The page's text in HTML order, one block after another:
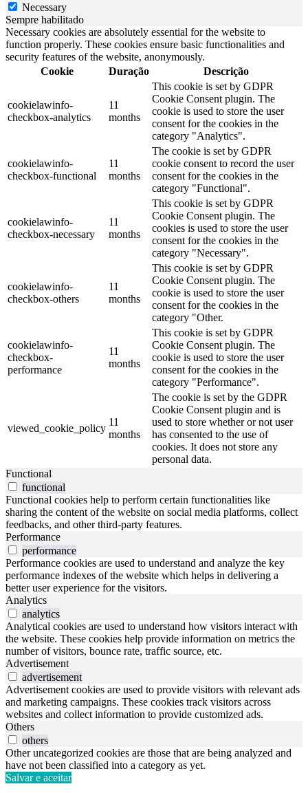
Necessary
Sempre habilitado
Necessary cookies are absolutely essential for the website to
function properly. These cookies ensure basic functionalities and
security features of the website, anonymously.
Cookie
Duração Descrição
cookielawinfo-
checkbox-analytics
11
months
This cookie is set by GDPR
Cookie Consent plugin. The
cookie is used to store the user
consent for the cookies in the
category "Analytics".
cookielawinfo-
checkbox-functional
11
months
The cookie is set by GDPR
cookie consent to record the user
consent for the cookies in the
category "Functional".
cookielawinfo-
checkbox-necessary
11
months
This cookie is set by GDPR
Cookie Consent plugin. The
cookies is used to store the user
consent for the cookies in the
category "Necessary".
cookielawinfo-
checkbox-others
11
months
This cookie is set by GDPR
Cookie Consent plugin. The
cookie is used to store the user
consent for the cookies in the
category "Other.
cookielawinfo-
checkbox-
performance
11
months
This cookie is set by GDPR
Cookie Consent plugin. The
cookie is used to store the user
consent for the cookies in the
category "Performance".
viewed_cookie_policy
11
months
The cookie is set by the GDPR
Cookie Consent plugin and is
used to store whether or not user
has consented to the use of
cookies. It does not store any
personal data.
Functional
functional
Functional cookies help to perform certain functionalities like
sharing the content of the website on social media platforms, collect
feedbacks, and other third-party features.
Performance
performance
Performance cookies are used to understand and analyze the key
performance indexes of the website which helps in delivering a
better user experience for the visitors.
Analytics
analytics
Analytical cookies are used to understand how visitors interact with
the website. These cookies help provide information on metrics the
number of visitors, bounce rate, traffic source, etc.
Advertisement
advertisement
Advertisement cookies are used to provide visitors with relevant ads
and marketing campaigns. These cookies track visitors across
websites and collect information to provide customized ads.
Others
others
Other uncategorized cookies are those that are being analyzed and
have not been classified into a category as yet.
Salvar e aceitar